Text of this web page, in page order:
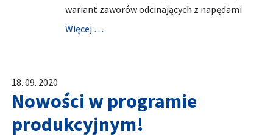
wariant zaworów odcinających z napędami
Więcej …
18. 09. 2020
Nowości w programie
produkcyjnym!